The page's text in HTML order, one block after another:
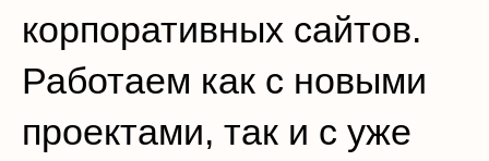
корпоративных сайтов.
Работаем как с новыми
проектами, так и с уже